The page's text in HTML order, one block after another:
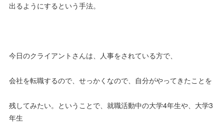
出るようにするという手法。
今日のクライアントさんは、人事をされている方で、
会社を転職するので、せっかくなので、自分がやってきたことを
残してみたい。ということで、就職活動中の大学4年生や、大学3
年生